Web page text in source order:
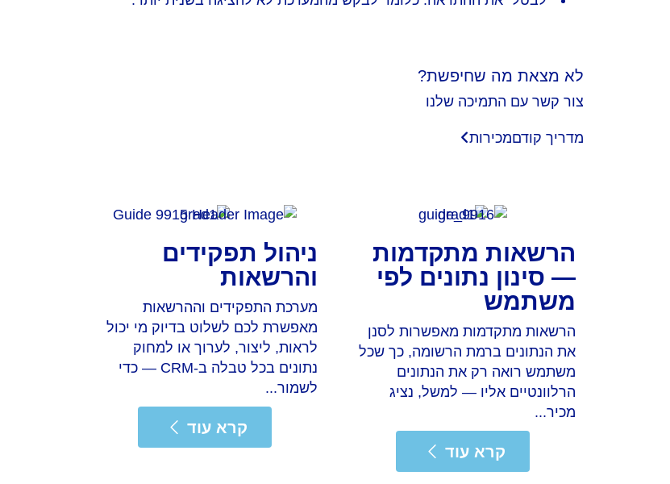
לא מצאת מה שחיפשת?
צור קשר עם התמיכה שלנו
מדריך קודםמכירות
הרשאות מתקדמות
— סינון נתונים לפי
משתמש
הרשאות מתקדמות מאפשרות לסנן
את הנתונים ברמת הרשומה, כך שכל
משתמש רואה רק את הנתונים
הרלוונטיים אליו — למשל, נציג
מכיר...
קרא עוד
ניהול תפקידים
והרשאות
מערכת התפקידים וההרשאות
מאפשרת לכם לשלוט בדיוק מי יכול
לראות, ליצור, לערוך או למחוק
נתונים בכל טבלה ב-CRM — כדי
לשמור...
קרא עוד